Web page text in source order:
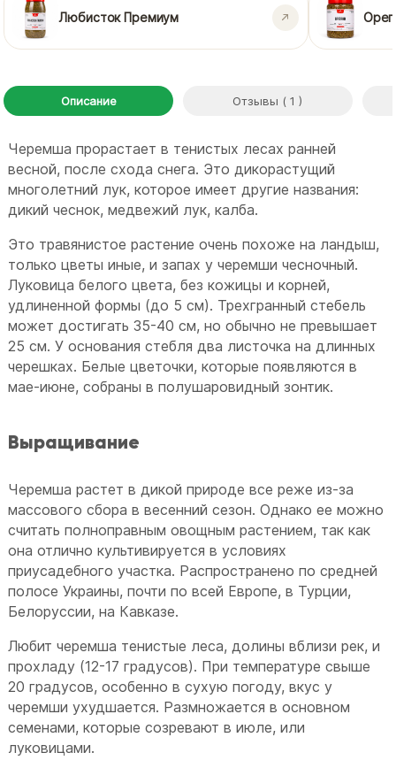
Любисток Премиум
Описание Отзывы ( 1 )
Черемша прорастает в тенистых лесах ранней
весной, после схода снега. Это дикорастущий
многолетний лук, которое имеет другие названия:
дикий чеснок, медвежий лук, калба.
Это травянистое растение очень похоже на ландыш,
только цветы иные, и запах у черемши чесночный.
Луковица белого цвета, без кожицы и корней,
удлиненной формы (до 5 см). Трехгранный стебель
может достигать 35-40 см, но обычно не превышает
25 см. У основания стебля два листочка на длинных
черешках. Белые цветочки, которые появляются в
мае-июне, собраны в полушаровидный зонтик.
Выращивание
Черемша растет в дикой природе все реже из-за
массового сбора в весенний сезон. Однако ее можно
считать полноправным овощным растением, так как
она отлично культивируется в условиях
приусадебного участка. Распространено по средней
полосе Украины, почти по всей Европе, в Турции,
Белоруссии, на Кавказе.
Любит черемша тенистые леса, долины вблизи рек, и
прохладу (12-17 градусов). При температуре свыше
20 градусов, особенно в сухую погоду, вкус у
черемши ухудшается. Размножается в основном
семенами, которые созревают в июле, или
луковицами.